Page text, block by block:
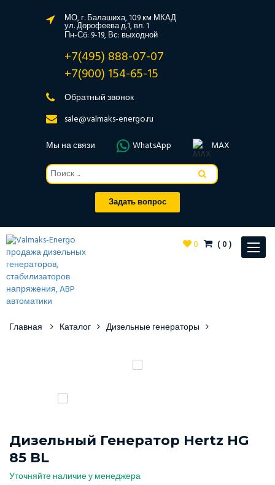
МО, г. Балашиха, 109 км МКАД
ул. Дорофеева д.1, вл. 1
Пн-Сб: 9-19, Вс: выходной
+7(495) 888-07-07
+7(900) 154-65-15
Обратный звонок
sale@valmaks-energo.ru
Мы на связи
WhatsApp MAX
Задать вопрос
Toggle
0 (0)
Главная Каталог Дизельные генераторы
Дизельный Генератор Hertz HG
85 BL
Уточняйте наличие у менеджера